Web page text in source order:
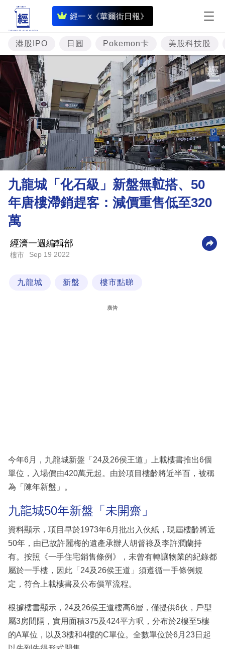
經一 x《華爾街日報》
即
時
財
經
投
資
樓
市
理
財
商
科
技
場
港股IPO 日圓 Pokemon卡 美股科技股
九龍城「化石級」新盤無𨋢搭、50
年唐樓滯銷趕客：減價重售低至320
萬
經濟一週編輯部
樓市 Sep 19 2022
九龍城 新盤 樓市點睇
廣告
今年6月，九龍城新盤「24及26侯王道」上載樓書推出6個
單位，入場價由420萬元起。由於項目樓齡將近半百，被稱
為「陳年新盤」。
九龍城50年新盤「未開齋」
資料顯示，項目早於1973年6月批出入伙紙，現屆樓齡將近
50年，由已故許麗梅的遺產承辦人胡督祿及李許潤蘭持
有。按照《一手住宅銷售條例》，未曾有轉讓物業的紀錄都
屬於一手樓，因此「24及26侯王道」須遵循一手條例規
定，符合上載樓書及公布價單流程。
根據樓書顯示，24及26侯王道樓高6層，僅提供6伙，戶型
屬3房間隔，實用面積375及424平方呎，分布於2樓至5樓
的A單位，以及3樓和4樓的C單位。全數單位於6月23日起